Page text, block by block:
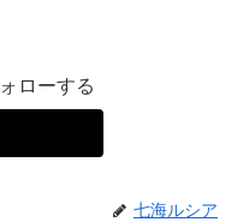
ローする
七海ルシア